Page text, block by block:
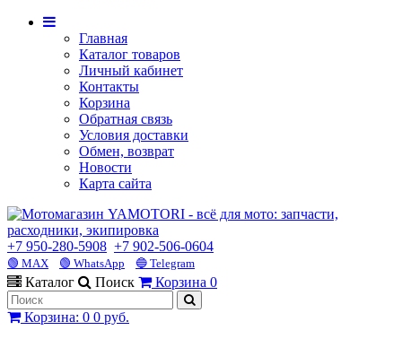
Главная
Каталог товаров
Личный кабинет
Контакты
Корзина
Обратная связь
Условия доставки
Обмен, возврат
Новости
Карта сайта
+7 950-280-5908 +7 902-506-0604
🟢 MAX 🟢 WhatsApp 🔵 Telegram
Каталог Поиск Корзина 0
Корзина: 0 0 руб.